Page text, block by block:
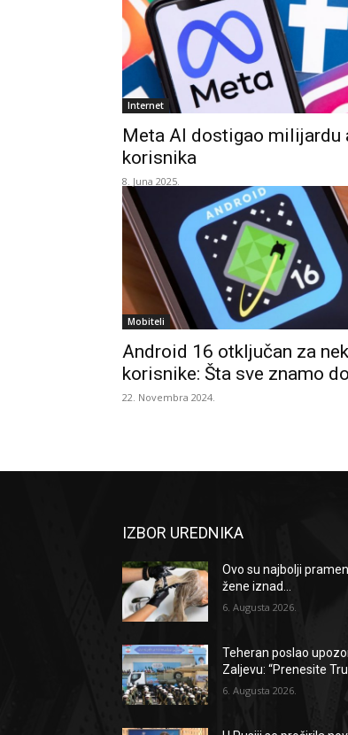
Internet
Meta AI dostigao milijardu
korisnika
8. Juna 2025.
Mobiteli
Android 16 otključan za
korisnike: Šta sve znamo
22. Novembra 2024.
IZBOR UREDNIKA
Ovo su najbolji
žene iznad...
6. Augusta 2026.
Teheran poslao
Zaljevu: “Prenesite
6. Augusta 2026.